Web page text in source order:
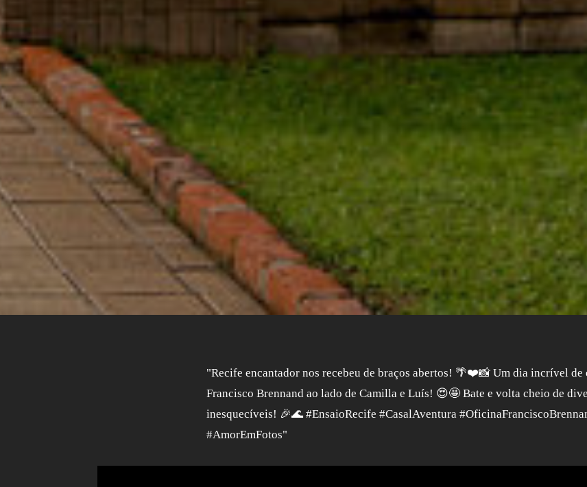
"Recife encantador nos recebeu de braços abertos! 🌴❤️📸 Um dia incrível de
Francisco Brennand ao lado de Camilla e Luís! 😍🤩 Bate e volta cheio de
inesquecíveis! 🎉🌊 #EnsaioRecife #CasalAventura
#AmorEmFotos"